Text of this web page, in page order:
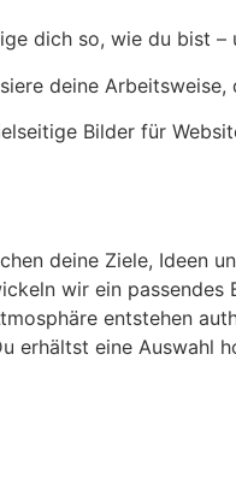
dich so, wie du bist
deine
Bilder für
deine Ziele, Ideen
wir ein passendes
entstehen
erhältst eine Auswahl